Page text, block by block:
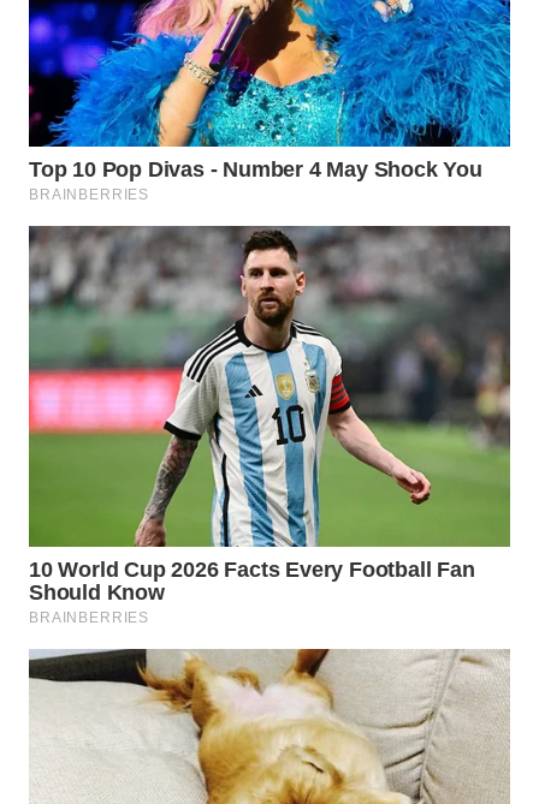
WN
TANGERANG
WN
BINJAI
CIREBON
WN
INDRAMAYU
WN
KUNINGAN
MAJALENGKA
WN
SUBANG
WN
SUKABUMI
WN
PURWAKARTA